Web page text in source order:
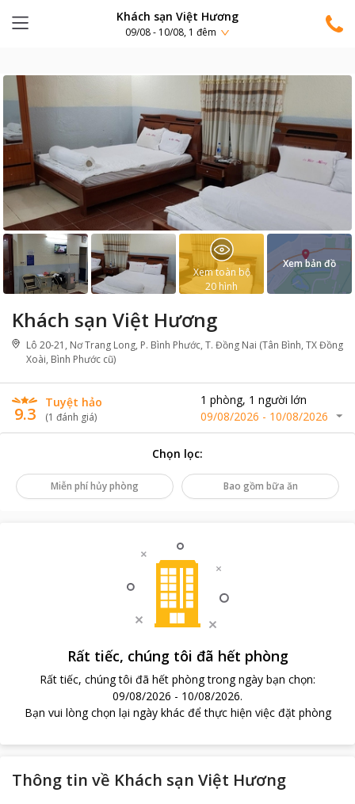
Khách sạn Việt Hương
09/08 - 10/08, 1 đêm
Khách sạn Việt Hương
Lô 20-21, Nơ Trang Long, P. Bình Phước, T. Đồng Nai (Tân Bình, TX Đồng
Xoài, Bình Phước cũ)
9.3
Tuyệt hảo
(1 đánh giá)
1 phòng, 1 người lớn
09/08/2026 - 10/08/2026
Xem toàn bộ
20 hình
Xem bản đồ
Chọn lọc:
Miễn phí hủy phòng Bao gồm bữa ăn
Rất tiếc, chúng tôi đã hết phòng
Rất tiếc, chúng tôi đã hết phòng trong ngày bạn chọn:
09/08/2026 - 10/08/2026.
Bạn vui lòng chọn lại ngày khác để thực hiện việc đặt phòng
Thông tin về Khách sạn Việt Hương